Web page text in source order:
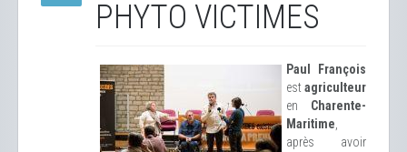
PHYTO VICTIMES
Paul François
est agriculteur
en Charente-
Maritime
après avoir